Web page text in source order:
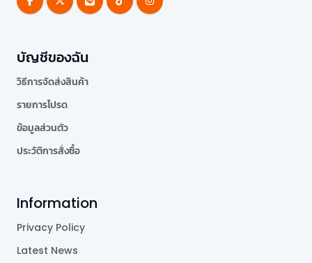
บัญชีของฉัน
วิธีการจัดส่งสินค้า
รายการโปรด
ข้อมูลส่วนตัว
ประวัติการสั่งซื้อ
Information
Privacy Policy
Latest News